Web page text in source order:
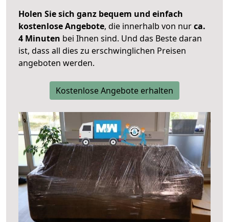
Holen Sie sich ganz bequem und einfach
kostenlose Angebote, die innerhalb von nurca.
4 Minuten bei Ihnen sind. Und das Beste daran
ist, dass all dies zu erschwinglichen Preisen
angeboten werden.
Kostenlose Angebote erhalten